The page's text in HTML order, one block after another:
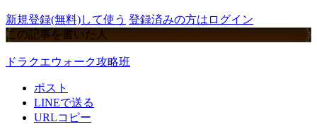
新規登録(無料)して使う 登録済みの方はログイン
この記事を書いた人
ドラクエウォーク攻略班
ポスト
LINEで送る
URLコピー